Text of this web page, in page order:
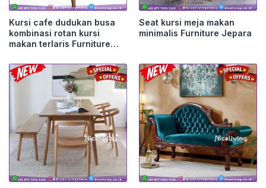
Kursi cafe dudukan busa
kombinasi rotan kursi
makan terlaris Furniture
Seat kursi meja makan
minimalis Furniture Jepara